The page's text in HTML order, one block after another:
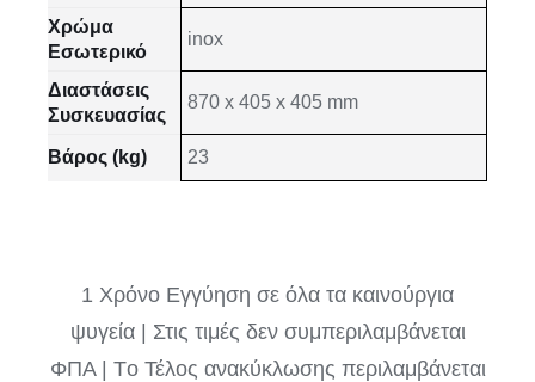
Χρώμα
Εσωτερικό
inox
Διαστάσεις
Συσκευασίας
870 x 405 x 405 mm
Βάρος (kg) 23
1 Χρόνο Εγγύηση σε όλα τα καινούργια
ψυγεία | Στις τιμές δεν συμπεριλαμβάνεται
ΦΠΑ | Tο Τέλος ανακύκλωσης περιλαμβάνεται